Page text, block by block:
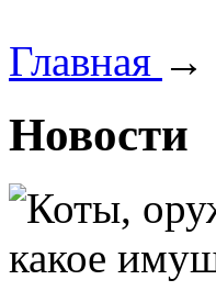
Главная →
Новости